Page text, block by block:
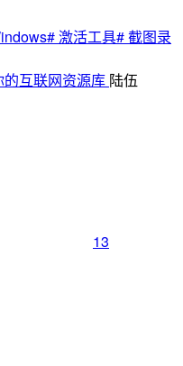
# 激活工具# 截图录
陆伍
13